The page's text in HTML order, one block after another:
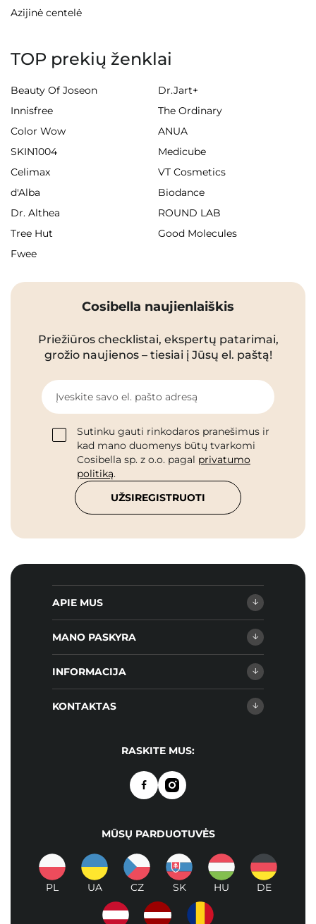
Azijinė centelė
TOP prekių ženklai
Beauty Of Joseon
Dr.Jart+
Innisfree
The Ordinary
Color Wow
ANUA
SKIN1004
Medicube
Celimax
VT Cosmetics
d'Alba
Biodance
Dr. Althea
ROUND LAB
Tree Hut
Good Molecules
Fwee
Cosibella naujienlaiškis
Priežiūros checklistai, ekspertų patarimai,
grožio naujienos – tiesiai į Jūsų el. paštą!
Įveskite savo el. pašto adresą
Sutinku gauti rinkodaros pranešimus ir
kad mano duomenys būtų tvarkomi
Cosibella sp. z o.o. pagal privatumo
politiką.
UŽSIREGISTRUOTI
APIE MUS
MANO PASKYRA
INFORMACIJA
KONTAKTAS
RASKITE MUS:
MŪSŲ PARDUOTUVĖS
PL UA CZ SK HU DE